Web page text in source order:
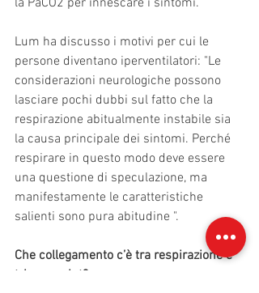
la PaCO2 per innescare i sintomi.
Lum ha discusso i motivi per cui le
persone diventano iperventilatori: "Le
considerazioni neurologiche possono
lasciare pochi dubbi sul fatto che la
respirazione abitualmente instabile sia
la causa principale dei sintomi. Perché
respirare in questo modo deve essere
una questione di speculazione, ma
manifestamente le caratteristiche
salienti sono pura abitudine ".
Che collegamento c’è tra respirazione e
trigger point?